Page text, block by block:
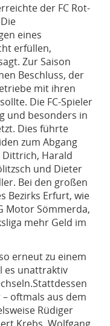
der FC Rot-
eines
erfüllen,
Zur Saison
Beschluss, der
mit ihren
Die FC-Spieler
und besonders in
Dies führte
zum Abgang
Dittrich, Harald
und Dieter
Bei den großen
Bezirks Erfurt, wie
Motor Sömmerda,
mehr Geld im
erneut zu einem
es unattraktiv
oftmals aus dem
Rüdiger